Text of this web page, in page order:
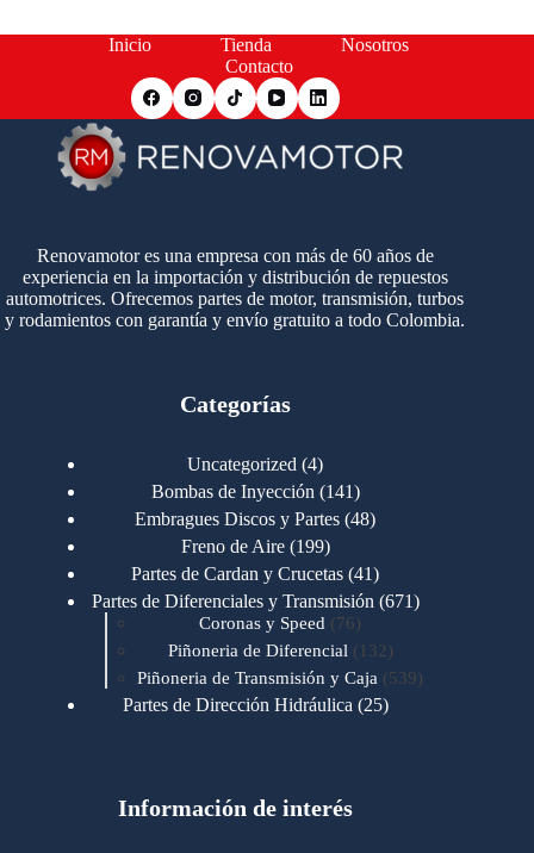
Inicio Tienda
Nosotros
Contacto
Renovamotor es una empresa con más de 60 años de
experiencia en la importación y distribución de repuestos
automotrices. Ofrecemos partes de motor, transmisión, turbos
y rodamientos con garantía y envío gratuito a todo Colombia.
Categorías
Uncategorized 44
productos
Bombas de Inyección 141141
productos
Embragues Discos y Partes 4848
Freno de Aire 199199
productos
Partes de Cardan y Crucetas 4141
productos
Partes de Diferenciales y Transmisión 671671
Coronas y Speed 7676
productos
Piñoneria de Diferencial 132 132
productos
Piñoneria de Transmisión y Caja 539539
Partes de Dirección Hidráulica 2525
Motores Cummins 723
Información de interés